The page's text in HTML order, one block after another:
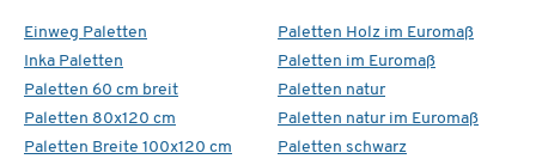
Einweg Paletten
Inka Paletten
Paletten 60 cm breit
Paletten 80x120 cm
Paletten Breite 100x120 cm
Paletten Holz im Euromaß
Paletten im Euromaß
Paletten natur
Paletten natur im Euromaß
Paletten schwarz